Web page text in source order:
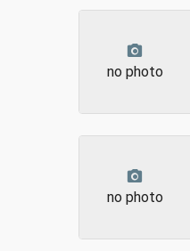
no photo
no photo